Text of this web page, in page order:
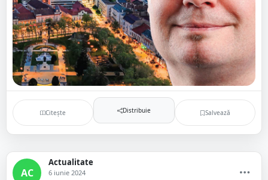
Citește Distribuie Salvează
AC
Actualitate
6 iunie 2024